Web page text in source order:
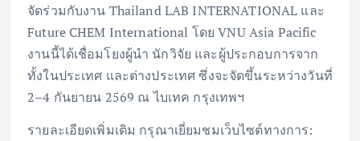
จัดร่วมกับงาน Thailand LAB INTERNATIONAL และ
Future CHEM International โดย VNU Asia Pacific
งานนี้ได้เชื่อมโยงผู้นำ นักวิจัย และผู้ประกอบการจาก
ทั้งในประเทศ และต่างประเทศ ซึ่งจะจัดขึ้นระหว่างวันที่
2–4 กันยายน 2569 ณ ไบเทค กรุงเทพฯ
รายละเอียดเพิ่มเติม กรุณาเยี่ยมชมเว็บไซต์ทางการ: